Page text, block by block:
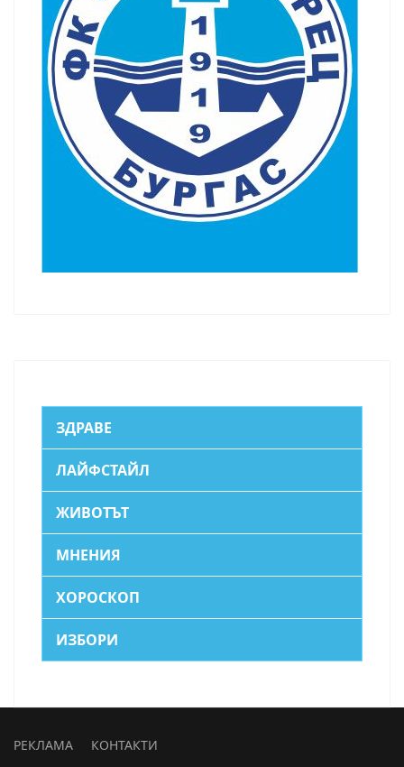
ЗДРАВЕ
ЛАЙФСТАЙЛ
ЖИВОТЪТ
МНЕНИЯ
ХОРОСКОП
ИЗБОРИ
РЕКЛАМА КОНТАКТИ